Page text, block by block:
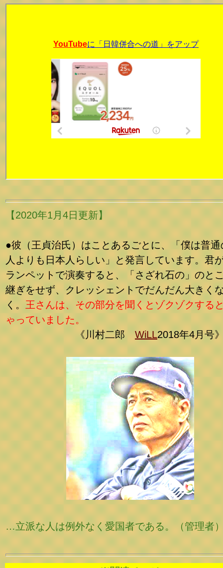
【2020年1月4日更新】
●彼（王貞治氏）はことあるごとに、「僕は普通
人よりも日本人らしい」と発言しています。君
ランペットで演奏すると、「さざれ石の」のと
継ぎをせず、クレッシェントでだんだん大きく
く。 王さんは、その部分を聞くとゾクゾクする
ゃっていました。
《川村二郎 WiLL2018年4月号
…立派な人は例外なく愛国者である。（管理者